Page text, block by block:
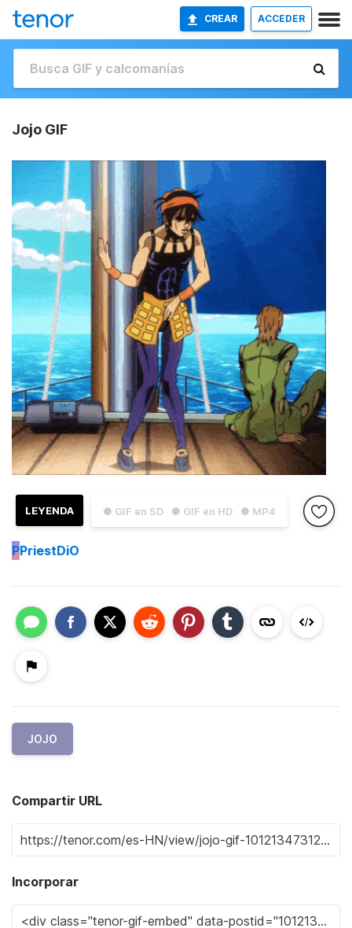
CREAR ACCEDER
Jojo GIF
● GIF en SD ● GIF en HD ● MP4
LEYENDA
PPriestDiO
JOJO
Compartir URL
Incorporar